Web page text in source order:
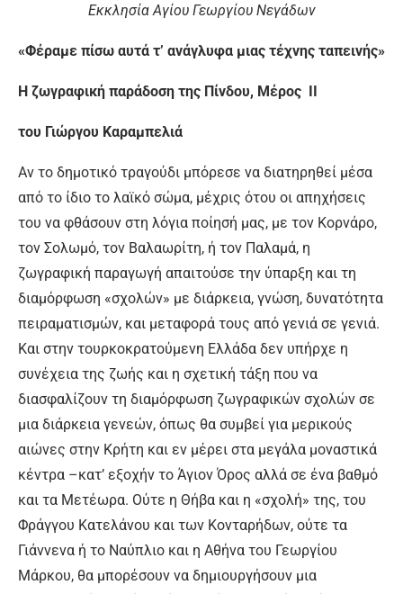
Εκκλησία Αγίου Γεωργίου Νεγάδων
«Φέραμε πίσω αυτά τ’ ανάγλυφα μιας τέχνης ταπεινής»
Η ζωγραφική παράδοση της Πίνδου, Μέρος ΙΙ
του Γιώργου Καραμπελιά
Αν το δημοτικό τραγούδι μπόρεσε να διατηρηθεί μέσα
από το ίδιο το λαϊκό σώμα, μέχρις ότου οι απηχήσεις
του να φθάσουν στη λόγια ποίησή μας, με τον Κορνάρο,
τον Σολωμό, τον Βαλαωρίτη, ή τον Παλαμά, η
ζωγραφική παραγωγή απαιτούσε την ύπαρξη και τη
διαμόρφωση «σχολών» με διάρκεια, γνώση, δυνατότητα
πειραματισμών, και μεταφορά τους από γενιά σε γενιά.
Και στην τουρκοκρατούμενη Ελλάδα δεν υπήρχε η
συνέχεια της ζωής και η σχετική τάξη που να
διασφαλίζουν τη διαμόρφωση ζωγραφικών σχολών σε
μια διάρκεια γενεών, όπως θα συμβεί για μερικούς
αιώνες στην Κρήτη και εν μέρει στα μεγάλα μοναστικά
κέντρα –κατ’ εξοχήν το Άγιον Όρος αλλά σε ένα βαθμό
και τα Μετέωρα. Ούτε η Θήβα και η «σχολή» της, του
Φράγγου Κατελάνου και των Κονταρήδων, ούτε τα
Γιάννενα ή το Ναύπλιο και η Αθήνα του Γεωργίου
Μάρκου, θα μπορέσουν να δημιουργήσουν μια